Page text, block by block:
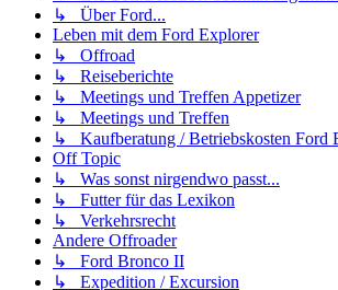
↳ Über Ford...
Leben mit dem Ford Explorer
↳ Offroad
↳ Reiseberichte
↳ Meetings und Treffen Appetizer
↳ Meetings und Treffen
↳ Kaufberatung / Betriebskosten Ford
Off Topic
↳ Was sonst nirgendwo passt...
↳ Futter für das Lexikon
↳ Verkehrsrecht
Andere Offroader
↳ Ford Bronco II
↳ Expedition / Excursion